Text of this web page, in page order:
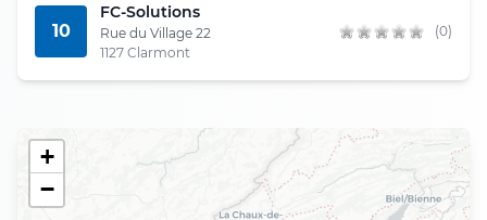
10
FC-Solutions
Rue du Village 22
1127 Clarmont
(0)
+
−